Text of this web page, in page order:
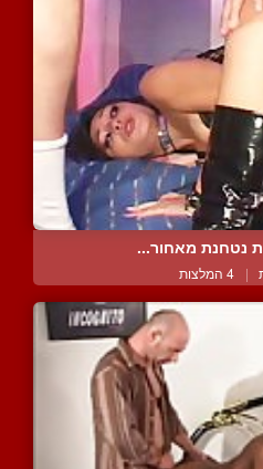
נטחנת מאחור...
| 4 המלצות